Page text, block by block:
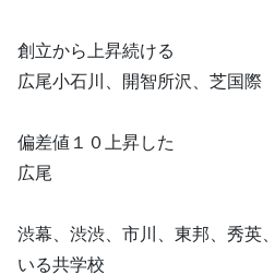
創立から上昇続ける
広尾小石川、開智所沢、芝国際
偏差値１０上昇した
広尾
渋幕、渋渋、市川、東邦、秀英
いる共学校